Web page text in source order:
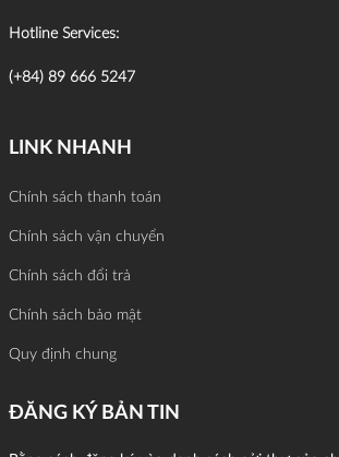
Hotline Services:
(+84) 89 666 5247
LINK NHANH
Chính sách thanh toán
Chính sách vận chuyển
Chính sách đổi trả
Chính sách bảo mật
Quy định chung
ĐĂNG KÝ BẢN TIN